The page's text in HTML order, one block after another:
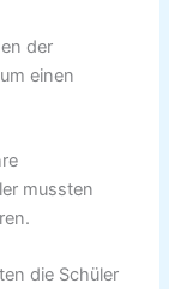
der
einen
mussten
die Schüler